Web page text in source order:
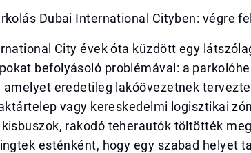
Dubai International Cityben: végre
City évek óta küzdött egy
befolyásoló problémával: a
amelyet eredetileg lakóövezetnek
vagy kereskedelmi logisztikai
kisbuszok, rakodó teherautók töltötték
esténként, hogy egy szabad helyet